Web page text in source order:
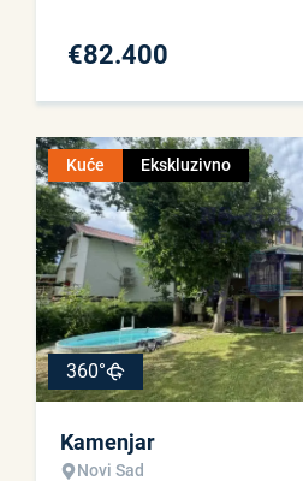
€82.400
Kuće Ekskluzivno
360°
Kamenjar
Novi Sad